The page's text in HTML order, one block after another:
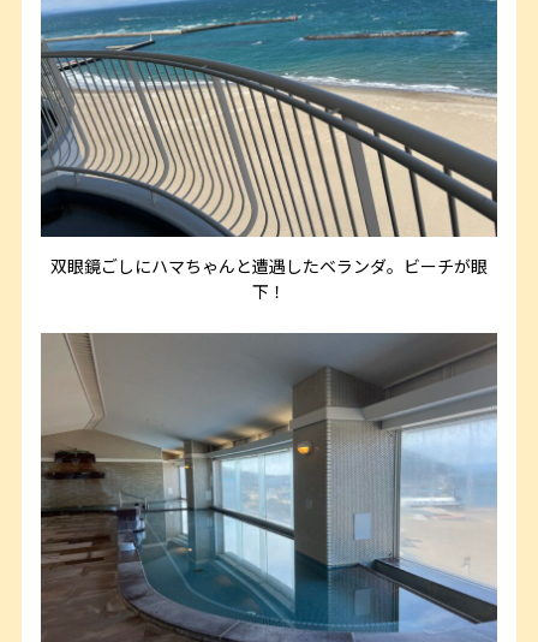
双眼鏡ごしにハマちゃんと遭遇したベランダ。ビーチが眼
下！